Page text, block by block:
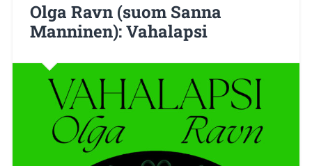
Olga Ravn (suom Sanna
Manninen): Vahalapsi